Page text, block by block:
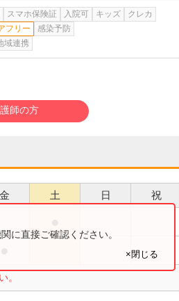
スマホ保険証 入院可 キッズ
クレカ
フリー
感染予防
域連携
師の方
金 土 日 祝
。
に直接ご確認ください。
×閉じる